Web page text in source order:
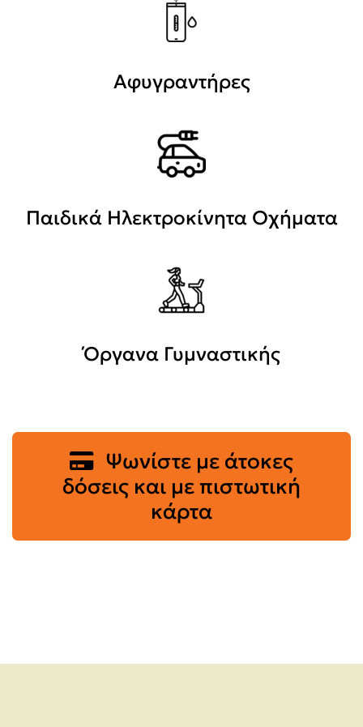
Αφυγραντήρες
Παιδικά Ηλεκτροκίνητα Οχήματα
Όργανα Γυμναστικής
Ψωνίστε με άτοκες
δόσεις και με πιστωτική
κάρτα